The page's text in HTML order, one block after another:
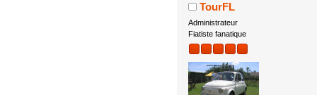
TourFL
Administrateur
Fiatiste fanatique